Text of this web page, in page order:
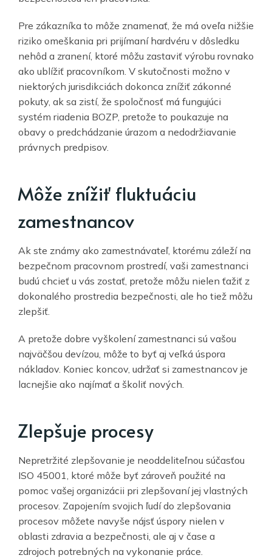
Pre zákazníka to môže znamenať, že má oveľa nižšie
riziko omeškania pri prijímaní hardvéru v dôsledku
nehôd a zranení, ktoré môžu zastaviť výrobu rovnako
ako ublížiť pracovníkom. V skutočnosti možno v
niektorých jurisdikciách dokonca znížiť zákonné
pokuty, ak sa zistí, že spoločnosť má fungujúci
systém riadenia BOZP, pretože to poukazuje na
obavy o predchádzanie úrazom a nedodržiavanie
právnych predpisov.
Môže znížiť fluktuáciu
zamestnancov
Ak ste známy ako zamestnávateľ, ktorému záleží na
bezpečnom pracovnom prostredí, vaši zamestnanci
budú chcieť u vás zostať, pretože môžu nielen ťažiť z
dokonalého prostredia bezpečnosti, ale ho tiež môžu
zlepšiť.
A pretože dobre vyškolení zamestnanci sú vašou
najväčšou devízou, môže to byť aj veľká úspora
nákladov. Koniec koncov, udržať si zamestnancov je
lacnejšie ako najímať a školiť nových.
Zlepšuje procesy
Nepretržité zlepšovanie je neoddeliteľnou súčasťou
ISO 45001, ktoré môže byť zároveň použité na
pomoc vašej organizácii pri zlepšovaní jej vlastných
procesov. Zapojením svojich ľudí do zlepšovania
procesov môžete navyše nájsť úspory nielen v
oblasti zdravia a bezpečnosti, ale aj v čase a
zdrojoch potrebných na vykonanie práce.